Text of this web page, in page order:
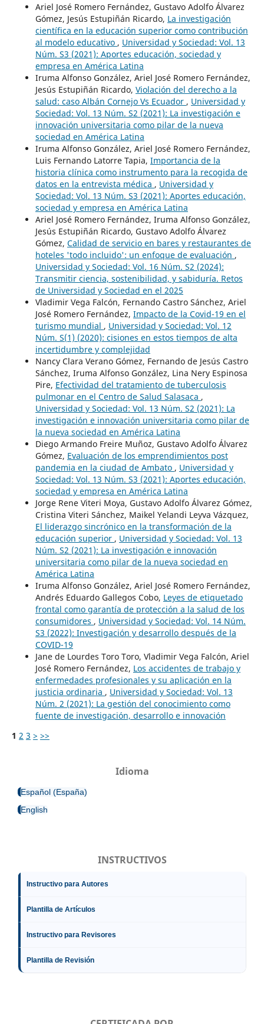
Ariel José Romero Fernández, Gustavo Adolfo Álvarez
Gómez, Jesús Estupiñán Ricardo, La investigación
científica en la educación superior como contribución
al modelo educativo , Universidad y Sociedad: Vol. 13
Núm. S3 (2021): Aportes educación, sociedad y
empresa en América Latina
Iruma Alfonso González, Ariel José Romero Fernández,
Jesús Estupiñán Ricardo, Violación del derecho a la
salud: caso Albán Cornejo Vs Ecuador , Universidad y
Sociedad: Vol. 13 Núm. S2 (2021): La investigación e
innovación universitaria como pilar de la nueva
sociedad en América Latina
Iruma Alfonso González, Ariel José Romero Fernández,
Luis Fernando Latorre Tapia, Importancia de la
historia clínica como instrumento para la recogida de
datos en la entrevista médica , Universidad y
Sociedad: Vol. 13 Núm. S3 (2021): Aportes educación,
sociedad y empresa en América Latina
Ariel José Romero Fernández, Iruma Alfonso González,
Jesús Estupiñán Ricardo, Gustavo Adolfo Álvarez
Gómez, Calidad de servicio en bares y restaurantes de
hoteles 'todo incluido': un enfoque de evaluación ,
Universidad y Sociedad: Vol. 16 Núm. S2 (2024):
Transmitir ciencia, sostenibilidad, y sabiduría. Retos
de Universidad y Sociedad en el 2025
Vladimir Vega Falcón, Fernando Castro Sánchez, Ariel
José Romero Fernández, Impacto de la Covid-19 en el
turismo mundial , Universidad y Sociedad: Vol. 12
Núm. S(1) (2020): cisiones en estos tiempos de alta
incertidumbre y complejidad
Nancy Clara Verano Gómez, Fernando de Jesús Castro
Sánchez, Iruma Alfonso González, Lina Nery Espinosa
Pire, Efectividad del tratamiento de tuberculosis
pulmonar en el Centro de Salud Salasaca ,
Universidad y Sociedad: Vol. 13 Núm. S2 (2021): La
investigación e innovación universitaria como pilar de
la nueva sociedad en América Latina
Diego Armando Freire Muñoz, Gustavo Adolfo Álvarez
Gómez, Evaluación de los emprendimientos post
pandemia en la ciudad de Ambato , Universidad y
Sociedad: Vol. 13 Núm. S3 (2021): Aportes educación,
sociedad y empresa en América Latina
Jorge Rene Viteri Moya, Gustavo Adolfo Álvarez Gómez,
Cristina Viteri Sánchez, Maikel Yelandi Leyva Vázquez,
El liderazgo sincrónico en la transformación de la
educación superior , Universidad y Sociedad: Vol. 13
Núm. S2 (2021): La investigación e innovación
universitaria como pilar de la nueva sociedad en
América Latina
Iruma Alfonso González, Ariel José Romero Fernández,
Andrés Eduardo Gallegos Cobo, Leyes de etiquetado
frontal como garantía de protección a la salud de los
consumidores , Universidad y Sociedad: Vol. 14 Núm.
S3 (2022): Investigación y desarrollo después de la
COVID-19
Jane de Lourdes Toro Toro, Vladimir Vega Falcón, Ariel
José Romero Fernández, Los accidentes de trabajo y
enfermedades profesionales y su aplicación en la
justicia ordinaria , Universidad y Sociedad: Vol. 13
Núm. 2 (2021): La gestión del conocimiento como
fuente de investigación, desarrollo e innovación
1 2 3 > >>
Idioma
Español (España)
English
INSTRUCTIVOS
Instructivo para Autores
Plantilla de Artículos
Instructivo para Revisores
Plantilla de Revisión